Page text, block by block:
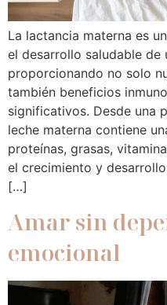
La lactancia materna es
el desarrollo saludable de
proporcionando no solo
también beneficios
significativos. Desde una
leche materna contiene
proteínas, grasas,
el crecimiento y
[…]
Amar sin
emocional